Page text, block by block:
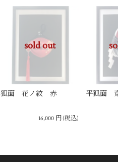
sold out
狐面 花ノ紋 赤
16,000 円(税込)
平狐面